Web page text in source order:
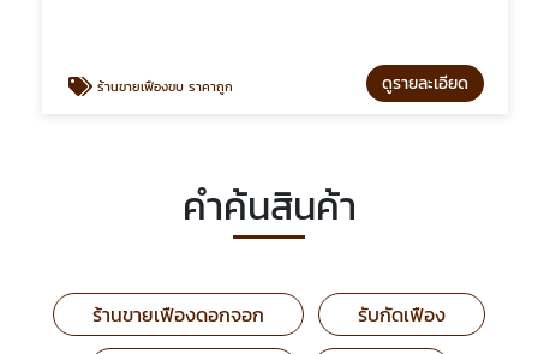
ร้านขายเฟืองขบ ราคาถูก ดูรายละเอียด
คำค้นสินค้า
ร้านขายเฟืองดอกจอก
รับกัดเฟือง